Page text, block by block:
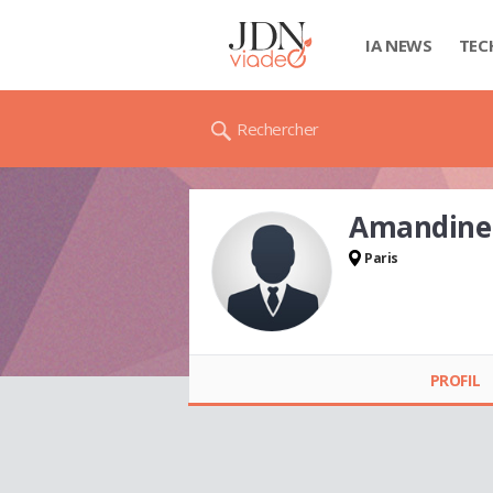
IA NEWS
Rechercher
Amandine
Paris
PROFIL